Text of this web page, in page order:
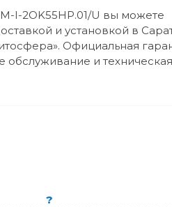
I-2OK55HP.01/U вы можете
и установкой в
Официальная
обслуживание и техническая
?